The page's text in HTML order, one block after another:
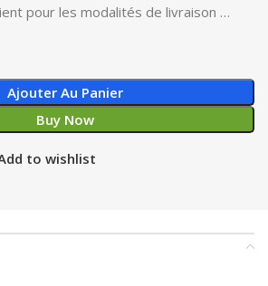
pour les modalités de livraison …
Ajouter Au Panier
Buy Now
to wishlist